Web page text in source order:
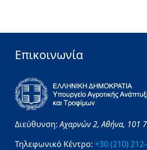
Επικοινωνία
Διεύθυνση:Αχαρνών 2,Αθήνα, 101
Τηλεφωνικό Κέντρο: +30 (210)